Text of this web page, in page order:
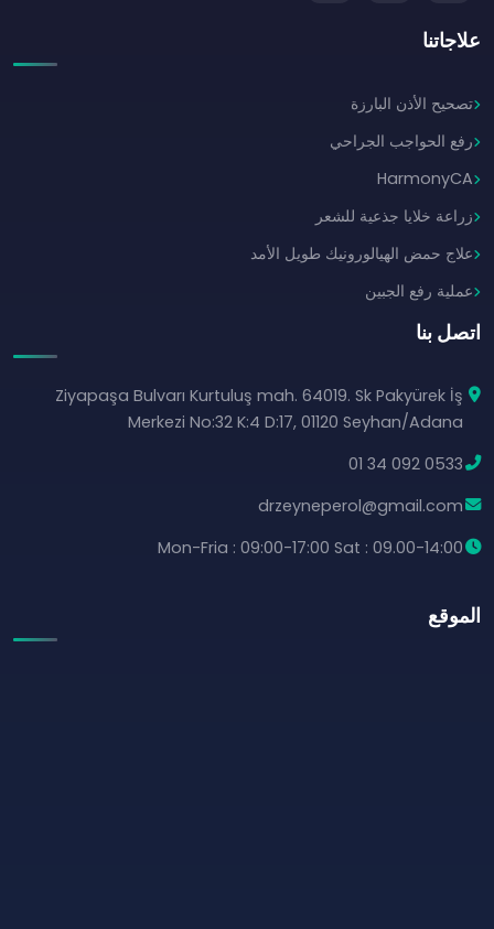
علاجاتنا
تصحيح الأذن البارزة
رفع الحواجب الجراحي
HarmonyCA
زراعة خلايا جذعية للشعر
علاج حمض الهيالورونيك طويل الأمد
عملية رفع الجبين
اتصل بنا
Ziyapaşa Bulvarı Kurtuluş mah. 64019. Sk Pakyürek İş
Merkezi No:32 K:4 D:17, 01120 Seyhan/Adana
0533 092 34 01
drzeyneperol@gmail.com
Mon-Fria : 09:00-17:00 Sat : 09.00-14:00
الموقع